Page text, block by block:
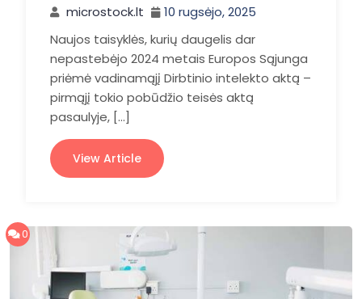
microstock.lt
10 rugsėjo, 2025
Naujos taisyklės, kurių daugelis dar
nepastebėjo 2024 metais Europos Sąjunga
priėmė vadinamąjį Dirbtinio intelekto aktą –
pirmąjį tokio pobūdžio teisės aktą
pasaulyje, […]
View Article
0